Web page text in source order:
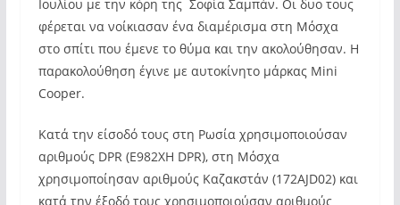
Ιουλίου με την κόρη της Σοφία Σαμπάν. Οι δυο τους
φέρεται να νοίκιασαν ένα διαμέρισμα στη Μόσχα
στο σπίτι που έμενε το θύμα και την ακολούθησαν. Η
παρακολούθηση έγινε με αυτοκίνητο μάρκας Mini
Cooper.
Κατά την είσοδό τους στη Ρωσία χρησιμοποιούσαν
αριθμούς DPR (E982XH DPR), στη Μόσχα
χρησιμοποίησαν αριθμούς Καζακστάν (172AJD02) και
κατά την έξοδό τους χρησιμοποιούσαν αριθμούς